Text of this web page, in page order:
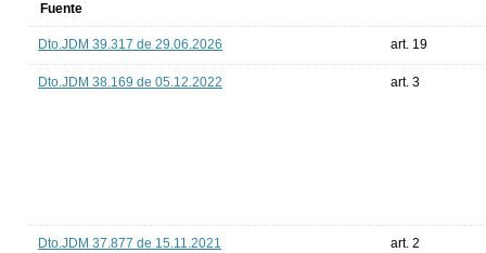
Fuente
Dto.JDM 39.317 de 29.06.2026 art. 19
Dto.JDM 38.169 de 05.12.2022 art. 3
Dto.JDM 37.877 de 15.11.2021 art. 2